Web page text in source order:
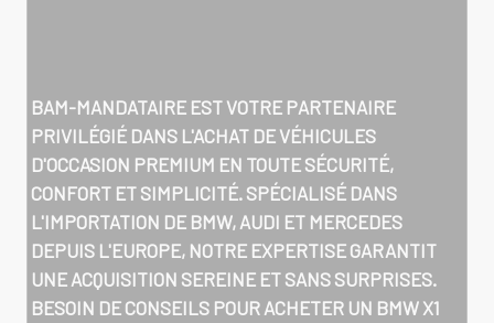
BAM-MANDATAIRE EST VOTRE PARTENAIRE
PRIVILÉGIÉ DANS L'ACHAT DE VÉHICULES
D'OCCASION PREMIUM EN TOUTE SÉCURITÉ,
CONFORT ET SIMPLICITÉ. SPÉCIALISÉ DANS
L'IMPORTATION DE BMW, AUDI ET MERCEDES
DEPUIS L'EUROPE, NOTRE EXPERTISE GARANTIT
UNE ACQUISITION SEREINE ET SANS SURPRISES.
BESOIN DE CONSEILS POUR ACHETER UN BMW X1